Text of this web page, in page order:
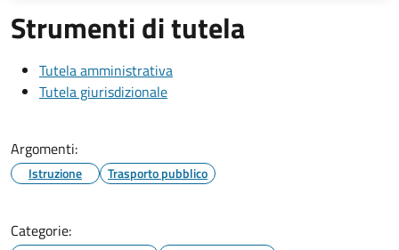
Strumenti di tutela
Tutela amministrativa
Tutela giurisdizionale
Argomenti:
Istruzione Trasporto pubblico
Categorie: